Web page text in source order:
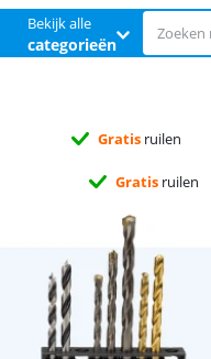
Bekijk alle
categorieën
Gratis ruilen
Gratis ruilen